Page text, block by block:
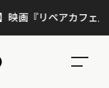
『リペアカフェ』、